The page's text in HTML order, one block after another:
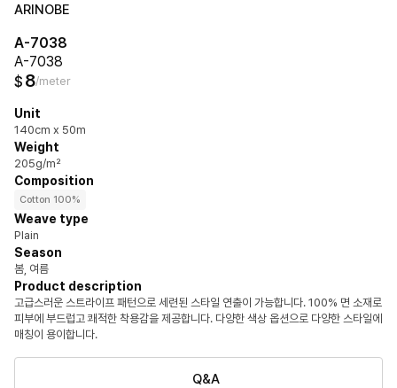
ARINOBE
A-7038
A-7038
$ 8/meter
Unit
140cm x 50m
Weight
205g/m²
Composition
Cotton 100%
Weave type
Plain
Season
봄, 여름
Product description
고급스러운 스트라이프 패턴으로 세련된 스타일 연출이 가능합니다. 100% 면 소재로
피부에 부드럽고 쾌적한 착용감을 제공합니다. 다양한 색상 옵션으로 다양한 스타일에
매칭이 용이합니다.
Q&A